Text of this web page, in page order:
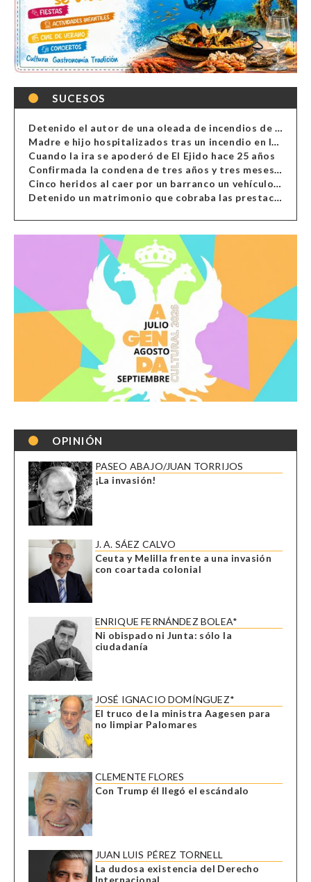
SUCESOS
Detenido el autor de una oleada de incendios de contenedores en Almería
Madre e hijo hospitalizados tras un incendio en la cocina de una vivienda en Almería
Cuando la ira se apoderó de El Ejido hace 25 años
Confirmada la condena de tres años y tres meses al hombre de Antas acusado de xenofobia
Cinco heridos al caer por un barranco un vehículo en Alcolea
Detenido un matrimonio que cobraba las prestaciones de ilegales en Almería, Granada, Málaga, Huelva y Murcia
OPINIÓN
PASEO ABAJO/JUAN TORRIJOS
¡La invasión!
J. A. SÁEZ CALVO
Ceuta y Melilla frente a una invasión
con coartada colonial
ENRIQUE FERNÁNDEZ BOLEA*
Ni obispado ni Junta: sólo la
ciudadanía
JOSÉ IGNACIO DOMÍNGUEZ*
El truco de la ministra Aagesen para
no limpiar Palomares
CLEMENTE FLORES
Con Trump él llegó el escándalo
JUAN LUIS PÉREZ TORNELL
La dudosa existencia del Derecho
Internacional